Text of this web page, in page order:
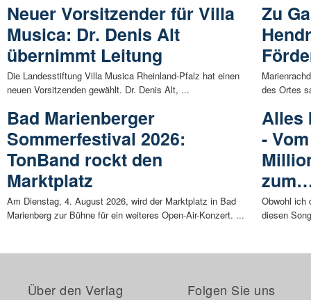
Neuer Vorsitzender für Villa
Musica: Dr. Denis Alt
übernimmt Leitung
Die Landesstiftung Villa Musica Rheinland-Pfalz hat einen
neuen Vorsitzenden gewählt. Dr. Denis Alt, ...
Bad Marienberger
Sommerfestival 2026:
TonBand rockt den
Marktplatz
Am Dienstag, 4. August 2026, wird der Marktplatz in Bad
Marienberg zur Bühne für ein weiteres Open-Air-Konzert. ...
Zu
des Ortes
Alles
-
Obwohl ich
diesen
Über den Verlag Folgen Sie uns